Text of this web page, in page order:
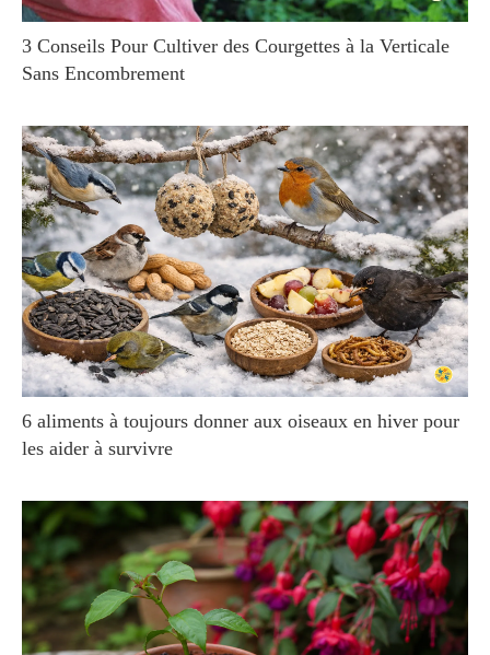
3 Conseils Pour Cultiver des Courgettes à la Verticale
Sans Encombrement
6 aliments à toujours donner aux oiseaux en hiver pour
les aider à survivre